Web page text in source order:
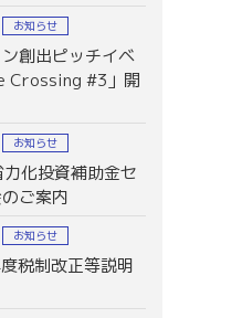
お知らせ
創出ピッチイベ
Crossing #3」開
お知らせ
化投資補助金セ
ご案内
お知らせ
税制改正等説明